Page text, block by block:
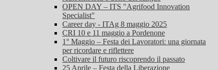
OPEN DAY – ITS "Agrifood Innovation
Specialist"
Career day - ITAg 8 maggio 2025
CRI 10 e 11 maggio a Pordenone
1° Maggio – Festa dei Lavoratori: una giornata
per ricordare e riflettere
Coltivare il futuro riscoprendo il passato
25 Aprile – Festa della Liberazione